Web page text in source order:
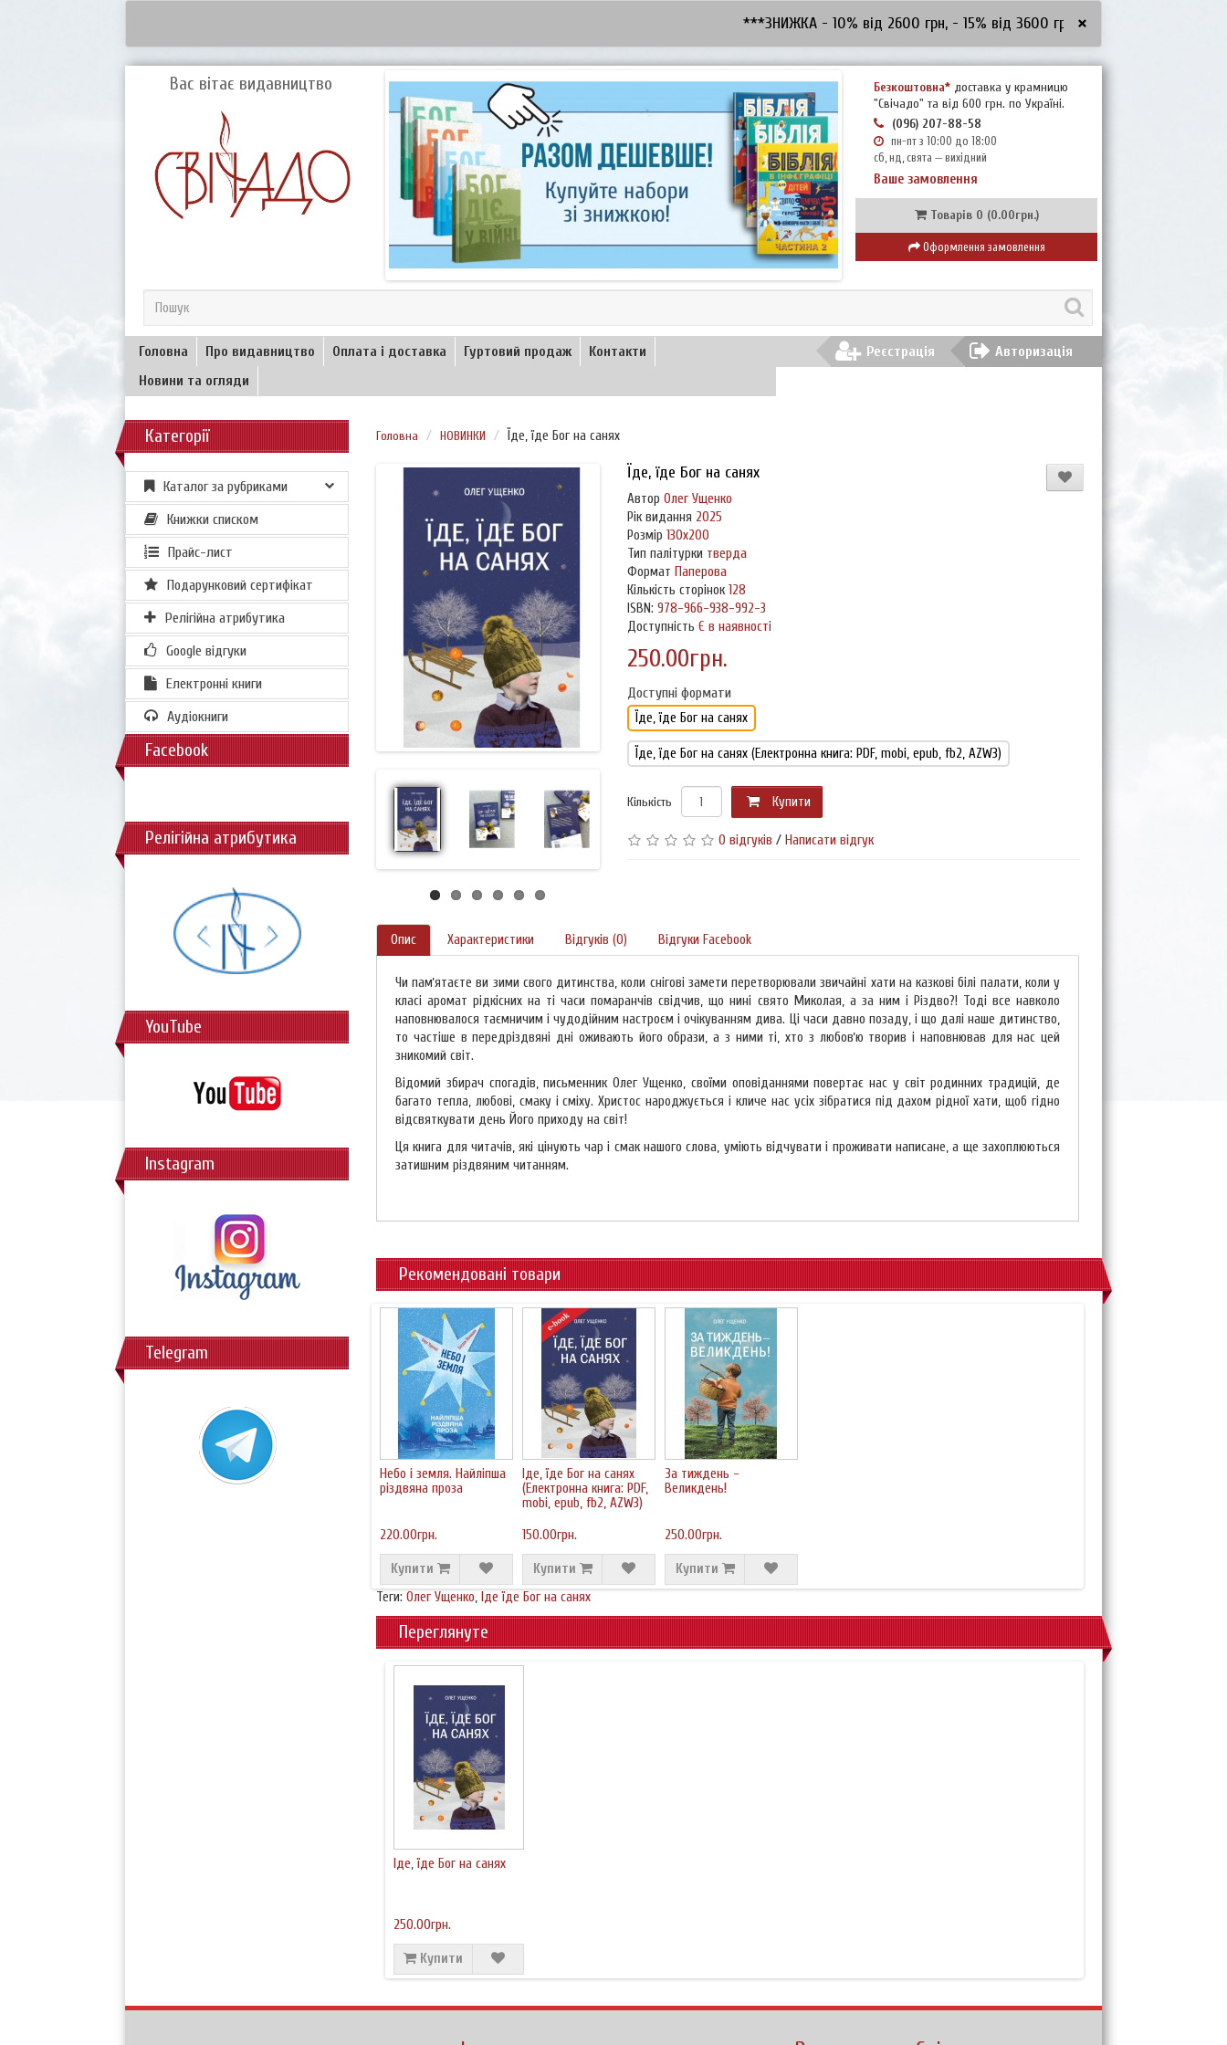
***ЗНИЖКА - 10% від 2600 грн, - 15% від 3600 грн, - 20% від 5000 грн
×
Вас вітає видавництво Безкоштовна* доставка у крамницю
"Свічадо" та від 600 грн. по Україні.
(096) 207-88-58
пн-пт з 10:00 до 18:00
сб, нд, свята — вихідний
Ваше замовлення
Товарів 0 (0.00грн.)
Оформлення замовлення
Головна Про видавництво Оплата і доставка Гуртовий продаж
Контакти
Новини та огляди
Реєстрація Авторизація
Категорії
Каталог за рубриками
Книжки списком
Прайс-лист
Подарунковий сертифікат
Релігійна атрибутика
Google відгуки
Електронні книги
Аудіокниги
Facebook
Релігійна атрибутика
YouTube
Instagram
Telegram
Головна НОВИНКИ Їде, їде Бог на санях
Їде, їде Бог на санях
Автор Олег Ущенко
Рік видання 2025
Розмір 130х200
Тип палітурки тверда
Формат Паперова
Кількість сторінок 128
ISBN: 978-966-938-992-3
Доступність Є в наявності
250.00грн.
Доступні формати
Їде, їде Бог на санях
Їде, їде Бог на санях (Електронна книга: PDF, mobi, epub, fb2, AZW3)
Кількість Купити
0 відгуків / Написати відгук
Опис Характеристики Відгуків (0) Відгуки Facebook
Чи памʼятаєте ви зими свого дитинства, коли снігові замети перетворювали звичайні хати на казкові білі палати, коли у
класі аромат рідкісних на ті часи помаранчів свідчив, що нині свято Миколая, а за ним і Різдво?! Тоді все навколо
наповнювалося таємничим і чудодійним настроєм і очікуванням дива. Ці часи давно позаду, і що далі наше дитинство,
то частіше в передріздвяні дні оживають його образи, а з ними ті, хто з любовʼю творив і наповнював для нас цей
зникомий світ.
Відомий збирач спогадів, письменник Олег Ущенко, своїми оповіданнями повертає нас у світ родинних традицій, де
багато тепла, любові, смаку і сміху. Христос народжується і кличе нас усіх зібратися під дахом рідної хати, щоб гідно
відсвяткувати день Його приходу на світ!
Ця книга для читачів, які цінують чар і смак нашого слова, уміють відчувати і проживати написане, а ще захоплюються
затишним різдвяним читанням.
Рекомендовані товари
Небо і земля. Найліпша
різдвяна проза
220.00грн.
Купити
Їде, їде Бог на санях
(Електронна книга: PDF,
mobi, epub, fb2, AZW3)
150.00грн.
Купити
За тиждень -
Великдень!
250.00грн.
Купити
Теги: Олег Ущенко, Іде їде Бог на санях
Переглянуте
Їде, їде Бог на санях
250.00грн.
Купити